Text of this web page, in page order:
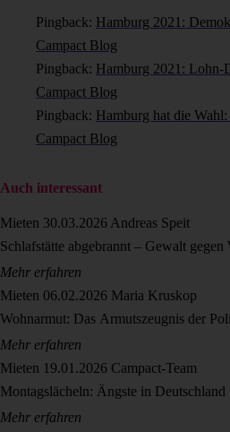
Pingback: Hamburg 2021:
Campact Blog
Pingback: Hamburg 2021: Lohn-
Campact Blog
Pingback: Hamburg hat die
Campact Blog
Auch interessant
Mieten 30.03.2026 Andreas Speit
Schlafstätte abgebrannt – Gewalt
Mehr erfahren
Mieten 06.02.2026 Maria Kruskop
Wohnarmut: Das Armutszeugnis der
Mehr erfahren
Mieten 19.01.2026 Campact-Team
Montagslächeln: Ängste in Deutschland
Mehr erfahren